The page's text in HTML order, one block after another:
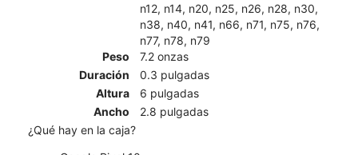
n12, n14, n20, n25, n26, n28, n30,
n38, n40, n41, n66, n71, n75, n76,
n77, n78, n79
Peso
7.2 onzas
Duración
0.3 pulgadas
Altura
6 pulgadas
Ancho
2.8 pulgadas
¿Qué hay en la caja?